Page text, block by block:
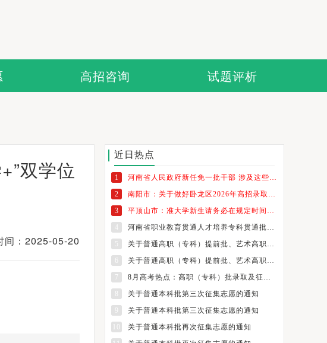
高招咨询 试题评析
双学位
间：2025-05-20
近日热点
1
2
3
4
5
6
7
8
关于普通本科批第三次征集志愿的通知
9
关于普通本科批第三次征集志愿的通知
10
关于普通本科批再次征集志愿的通知